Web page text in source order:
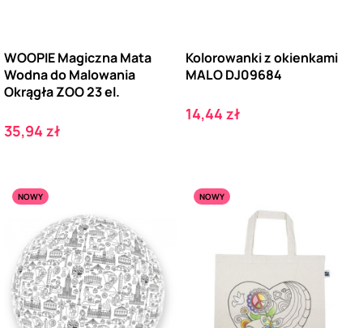
WOOPIE Magiczna Mata
Wodna do Malowania
Okrągła ZOO 23 el.
Cena
35,94 zł
Kolorowanki z okienkami
MALO DJ09684
Cena
14,44 zł
NOWY NOWY